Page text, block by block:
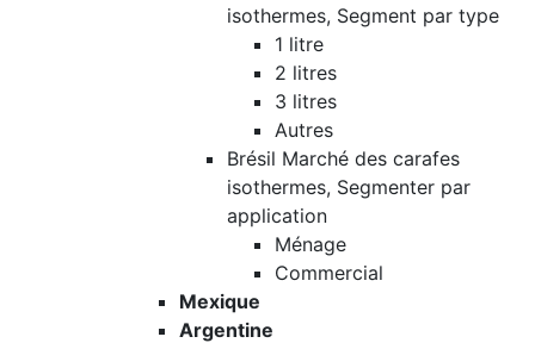
isothermes, Segment par type
1 litre
2 litres
3 litres
Autres
Brésil Marché des carafes
isothermes, Segmenter par
application
Ménage
Commercial
Mexique
Argentine